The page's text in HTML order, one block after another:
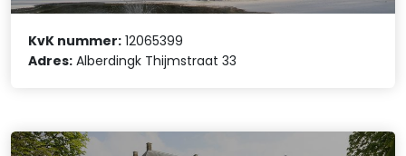
KvK nummer: 12065399
Adres: Alberdingk Thijmstraat 33